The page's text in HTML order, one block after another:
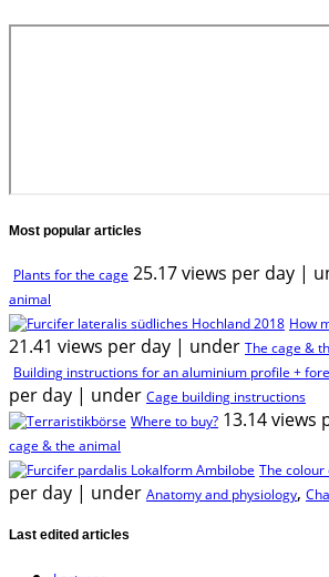
Most popular articles
Plants for the cage 25.17 views per day |
animal
How
21.41 views per day | under The cage &
Building instructions for an aluminium profile +
per day | under Cage building instructions
Where to buy? 13.14 views
cage & the animal
The colour
per day | under Anatomy and physiology,
Last edited articles